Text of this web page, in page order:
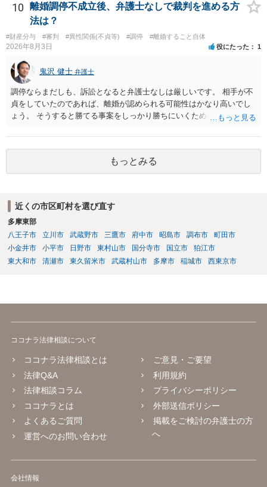
10
離婚調停不成立後、弁護士なしで裁判を進める方
法は？
#財産分与 #審判 #異性関係(不貞等) #調停 #離婚すること自体
2026年8月3日 役にたった 1
鬼沢 健士 弁護士
調停ならまだしも、訴訟となると弁護士なしは厳しいです。 相手が不
貞をしていたのであれば、離婚が認められる可能性はかなり高いでし
ょう。 そうすると勝てる事案をしっかり勝ちにいくためにも弁護士委
もっとみる
近くの市区町村を選び直す
多摩東部
八王子市
立川市 武蔵野市 三鷹市 府中市 昭島市 調布市
町田市
小金井市
小平市 日野市 東村山市 国分寺市 国立市
狛江市
東大和市
清瀬市 東久留米市 武蔵村山市 多摩市 稲城市 西東京市
ココナラ法律相談について
ココナラ法律相談とは
法律Q&A
法律相談コラム
ココナラとは
よくあるご質問
運営へのお問い合わせ
ご意見・ご要望
利用規約
プライバシーポリシー
外部送信ポリシー
掲載をご検討の弁護士の方
へ
会社情報